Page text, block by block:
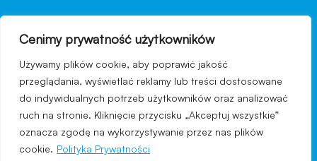
Cenimy prywatność użytkowników
Używamy plików cookie, aby poprawić jakość
przeglądania, wyświetlać reklamy lub treści dostosowane
do indywidualnych potrzeb użytkowników oraz analizować
ruch na stronie. Kliknięcie przycisku „Akceptuj wszystkie”
oznacza zgodę na wykorzystywanie przez nas plików
cookie. Polityka Prywatności
nawigacja
Regulamin strony
Polityka prywatności
Kontakt